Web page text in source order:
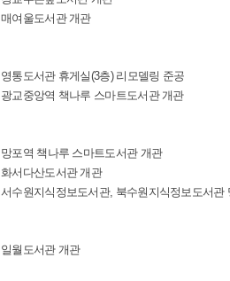
매여울도서관 개관
영통도서관 휴게실(3층) 리모델링 준공
광교중앙역 책나루 스마트도서관 개관
망포역 책나루 스마트도서관 개관
화서다산도서관 개관
서수원지식정보도서관, 북수원지식정보도서
일월도서관 개관